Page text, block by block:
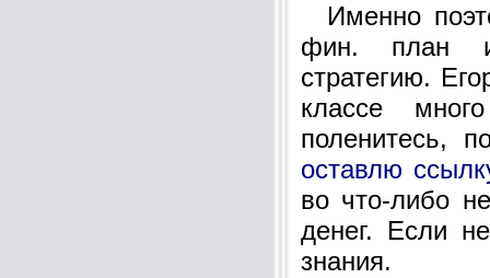
Именно
фин. план и
стратегию.
классе
поленитесь,
оставлю
во что-либо
денег. Если
знания.